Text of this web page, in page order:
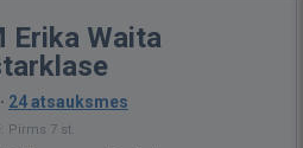
Erika Waita
· 24 atsauksmes
Pirms 7 st.